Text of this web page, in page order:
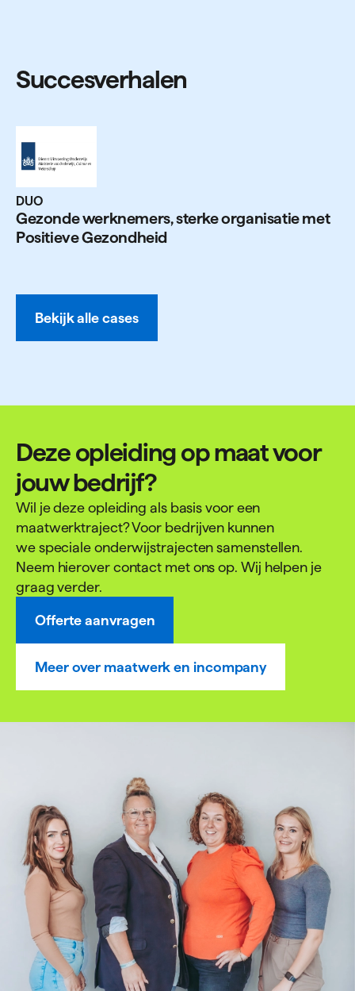
Succesverhalen
DUO
Gezonde werk­nemers, sterke orga­nisatie met
Positieve Gezondheid
Bekijk alle cases
Deze opleiding op maat voor
jouw bedrijf?
Wil je deze opleiding als basis voor een
maatwerktraject? Voor bedrijven kunnen
we speciale onderwijstrajecten samenstellen.
Neem hierover contact met ons op. Wij helpen je
graag verder.
Offerte aanvragen
Meer over maatwerk en incompany